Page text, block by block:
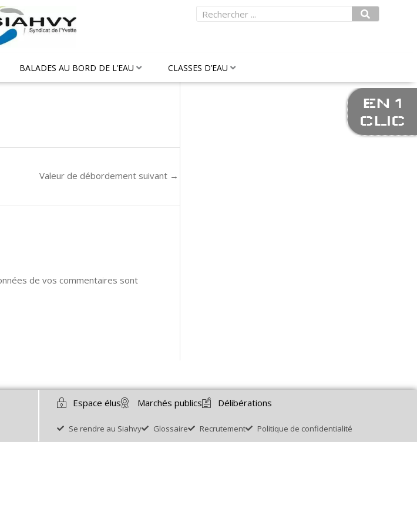
Rechercher
BALADES AU BORD DE L’EAU CLASSES D’EAU
Valeur de débordement suivant →
de vos commentaires sont
Espace élus Marchés publics Délibérations
Se rendre au Siahvy Glossaire Recrutement Politique de confidentialité
EN 1
CLIC